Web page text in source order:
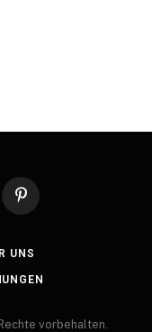
Pinterest
UNS
vorbehalten.